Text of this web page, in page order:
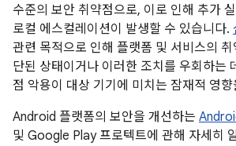
수준의 보안 취약점으로, 이로 인해 추가
로컬 에스컬레이션이 발생할 수 있습니다.
관련 목적으로 인해 플랫폼 및 서비스의
단된 상태이거나 이러한 조치를 우회하는
점 악용이 대상 기기에 미치는 잠재적 영
Android 플랫폼의 보안을 개선하는
및 Google Play 프로텍트에 관해 자세히